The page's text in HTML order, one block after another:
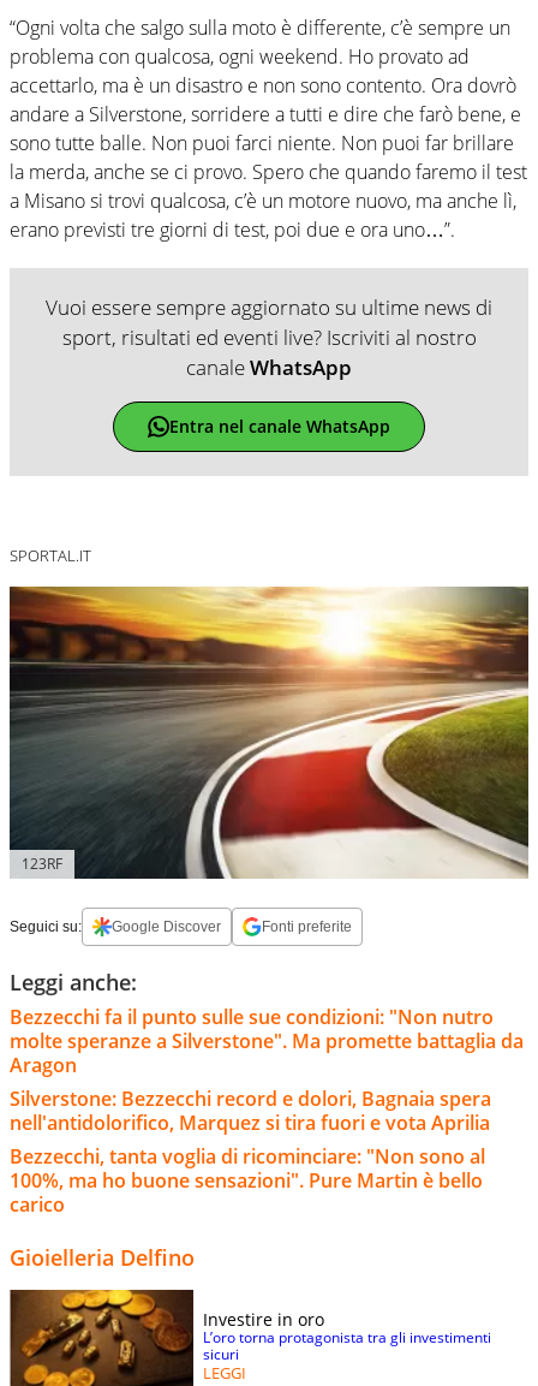
“Ogni volta che salgo sulla moto è differente, c’è sempre un
problema con qualcosa, ogni weekend. Ho provato ad
accettarlo, ma è un disastro e non sono contento. Ora dovrò
andare a Silverstone, sorridere a tutti e dire che farò bene, e
sono tutte balle. Non puoi farci niente. Non puoi far brillare
la merda, anche se ci provo. Spero che quando faremo il test
a Misano si trovi qualcosa, c’è un motore nuovo, ma anche lì,
erano previsti tre giorni di test, poi due e ora uno…”.
Vuoi essere sempre aggiornato su ultime news di
sport, risultati ed eventi live? Iscriviti al nostro
canaleWhatsApp
Entra nel canale WhatsApp
SPORTAL.IT
123RF
Seguici su: Google Discover Fonti preferite
Leggi anche:
Bezzecchi fa il punto sulle sue condizioni: "Non nutro
molte speranze a Silverstone". Ma promette battaglia da
Aragon
Silverstone: Bezzecchi record e dolori, Bagnaia spera
nell'antidolorifico, Marquez si tira fuori e vota Aprilia
Bezzecchi, tanta voglia di ricominciare: "Non sono al
100%, ma ho buone sensazioni". Pure Martin è bello
carico
Gioielleria Delfino
Investire in oro
L’oro torna protagonista tra gli investimenti
sicuri
LEGGI